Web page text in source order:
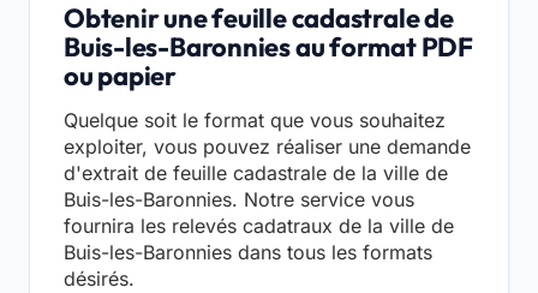
Obtenir une feuille cadastrale de
Buis-les-Baronnies au format PDF
ou papier
Quelque soit le format que vous souhaitez
exploiter, vous pouvez réaliser une demande
d'extrait de feuille cadastrale de la ville de
Buis-les-Baronnies. Notre service vous
fournira les relevés cadatraux de la ville de
Buis-les-Baronnies dans tous les formats
désirés.